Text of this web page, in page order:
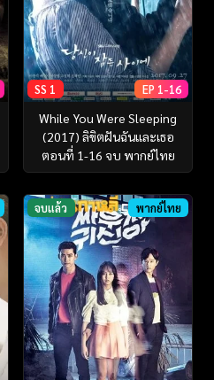
SS 1 EP 1-16
While You Were Sleeping
(2017) ลิขิตฝันฉันและเธอ
ตอนที่ 1-16 จบ พากย์ไทย
จบแล้ว พากย์ไทย